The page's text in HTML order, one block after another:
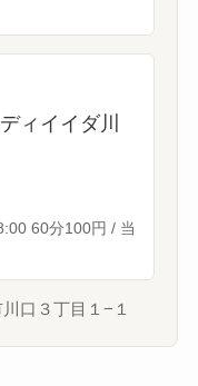
ィイイダ川
60分100円 / 当
口３丁目１−１